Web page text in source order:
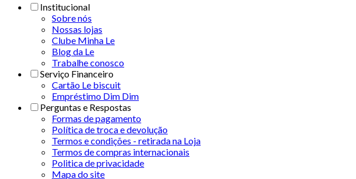
Institucional
Sobre nós
Nossas lojas
Clube Minha Le
Blog da Le
Trabalhe conosco
Serviço Financeiro
Cartão Le biscuit
Empréstimo Dim Dim
Perguntas e Respostas
Formas de pagamento
Política de troca e devolução
Termos e condições - retirada na Loja
Termos de compras internacionais
Politica de privacidade
Mapa do site